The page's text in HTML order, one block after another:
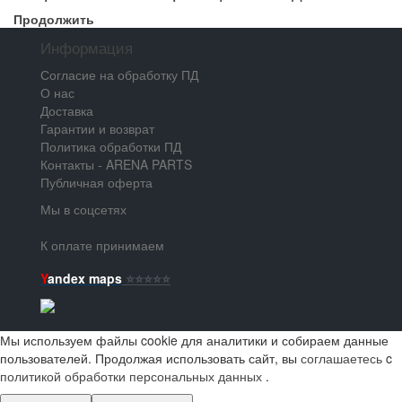
Продолжить
Информация
Согласие на обработку ПД
О нас
Доставка
Гарантии и возврат
Политика обработки ПД
Контакты - ARENA PARTS
Публичная оферта
Мы в соцсетях
К оплате принимаем
Yandex maps ⭐️⭐️⭐️⭐️⭐️
Мы используем файлы cookie для аналитики и собираем данные
пользователей. Продолжая использовать сайт, вы соглашаетесь c
политикой обработки персональных данных .